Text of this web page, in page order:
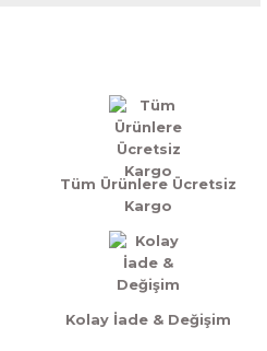
Tüm Ürünlere Ücretsiz
Kargo
Kolay İade & Değişim